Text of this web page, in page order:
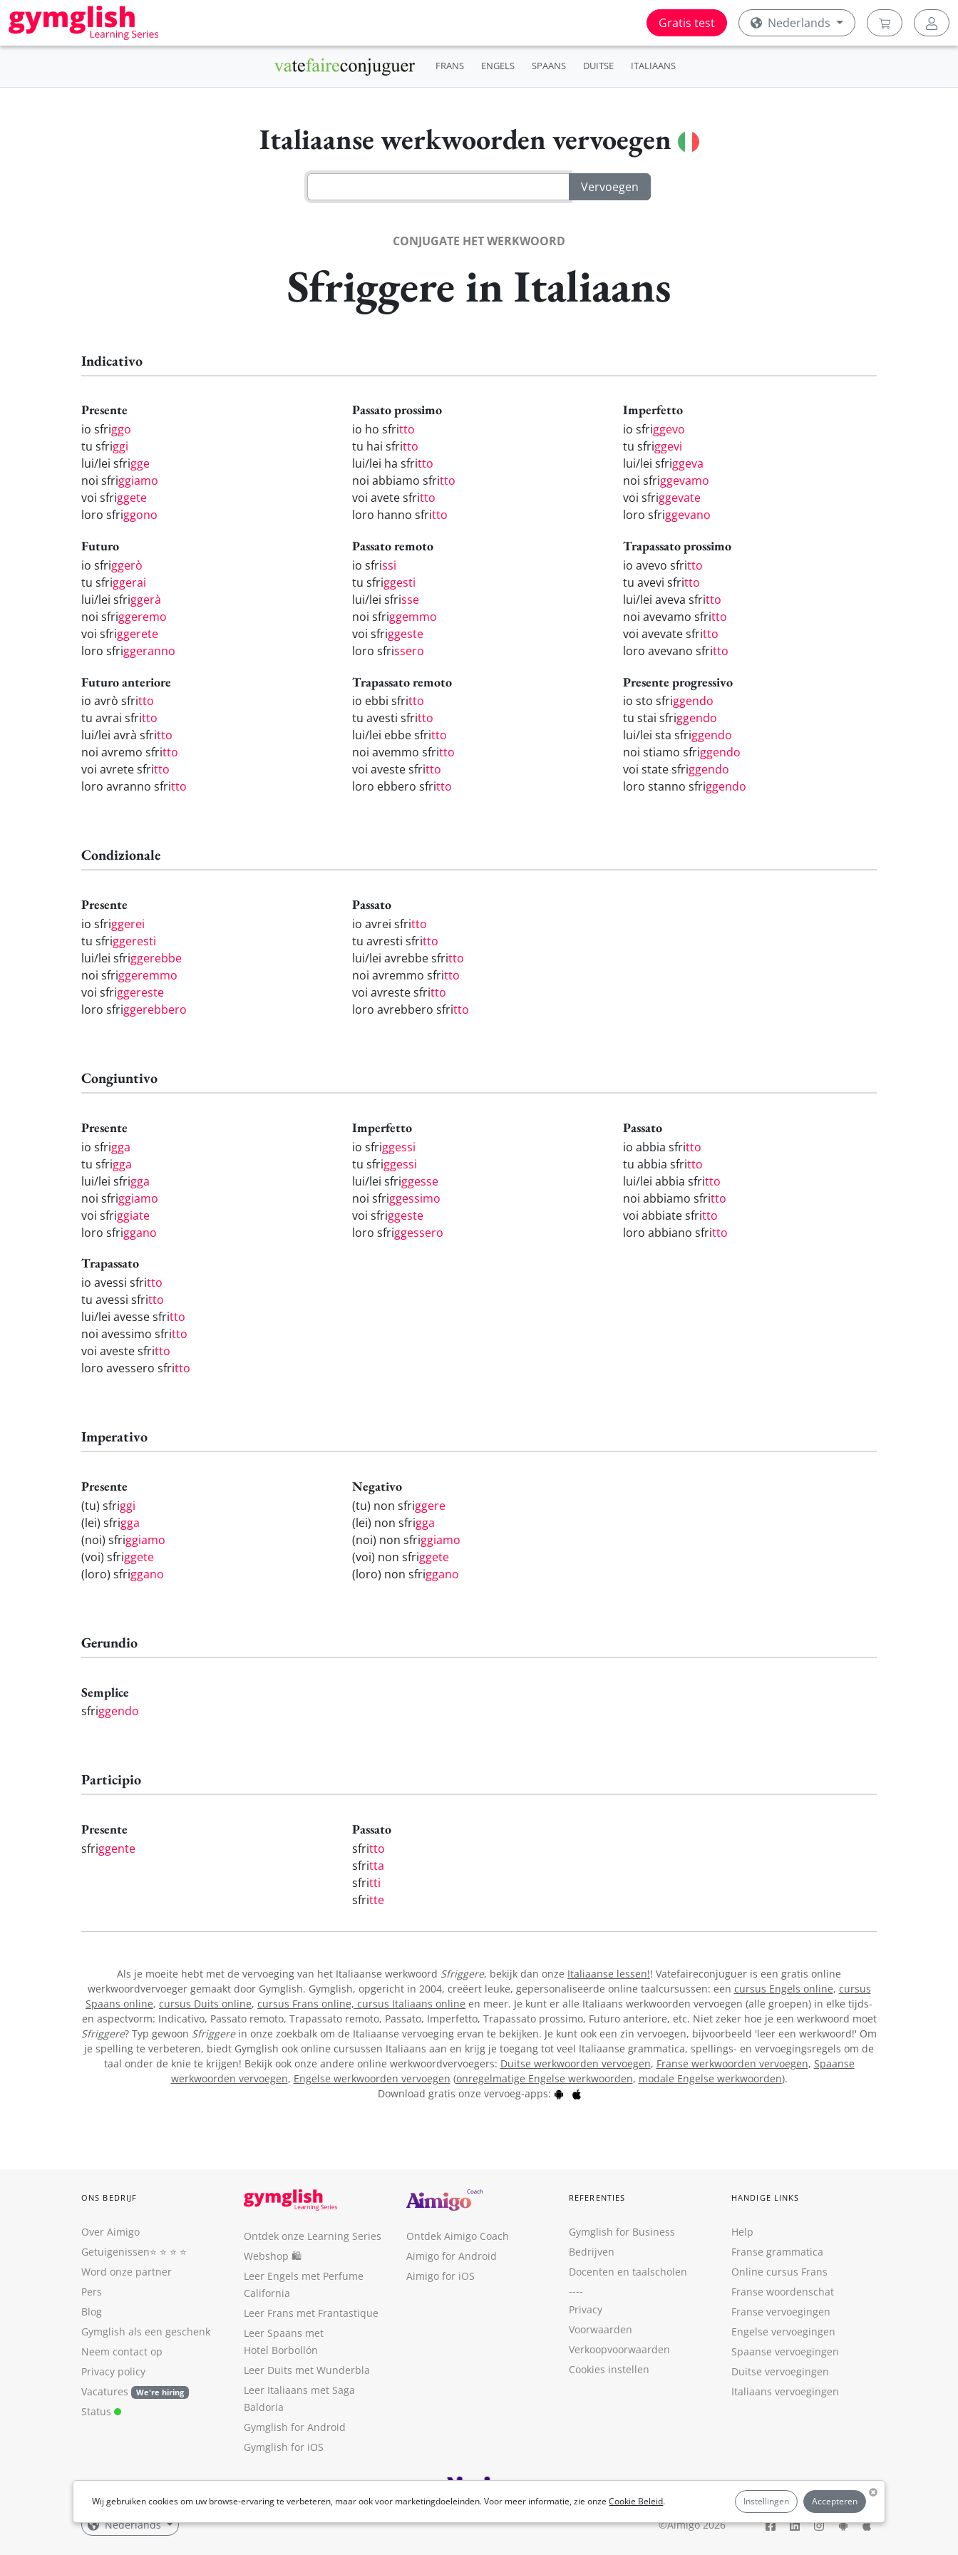
Gratis test Nederlands
FRANS ENGELS SPAANS DUITSE ITALIAANS
Italiaanse werkwoorden vervoegen
CONJUGATE HET WERKWOORD
Sfriggere in Italiaans
Indicativo
Presente
io sfriggo
tu sfriggi
lui/lei sfrigge
noi sfriggiamo
voi sfriggete
loro sfriggono
Passato prossimo
io ho sfritto
tu hai sfritto
lui/lei ha sfritto
noi abbiamo sfritto
voi avete sfritto
loro hanno sfritto
Imperfetto
io sfriggevo
tu sfriggevi
lui/lei sfriggeva
noi sfriggevamo
voi sfriggevate
loro sfriggevano
Futuro
io sfriggerò
tu sfriggerai
lui/lei sfriggerà
noi sfriggeremo
voi sfriggerete
loro sfriggeranno
Passato remoto
io sfrissi
tu sfriggesti
lui/lei sfrisse
noi sfriggemmo
voi sfriggeste
loro sfrissero
Trapassato prossimo
io avevo sfritto
tu avevi sfritto
lui/lei aveva sfritto
noi avevamo sfritto
voi avevate sfritto
loro avevano sfritto
Futuro anteriore
io avrò sfritto
tu avrai sfritto
lui/lei avrà sfritto
noi avremo sfritto
voi avrete sfritto
loro avranno sfritto
Trapassato remoto
io ebbi sfritto
tu avesti sfritto
lui/lei ebbe sfritto
noi avemmo sfritto
voi aveste sfritto
loro ebbero sfritto
Presente progressivo
io sto sfriggendo
tu stai sfriggendo
lui/lei sta sfriggendo
noi stiamo sfriggendo
voi state sfriggendo
loro stanno sfriggendo
Condizionale
Presente
io sfriggerei
tu sfriggeresti
lui/lei sfriggerebbe
noi sfriggeremmo
voi sfriggereste
loro sfriggerebbero
Passato
io avrei sfritto
tu avresti sfritto
lui/lei avrebbe sfritto
noi avremmo sfritto
voi avreste sfritto
loro avrebbero sfritto
Congiuntivo
Presente
io sfrigga
tu sfrigga
lui/lei sfrigga
noi sfriggiamo
voi sfriggiate
loro sfriggano
Imperfetto
io sfriggessi
tu sfriggessi
lui/lei sfriggesse
noi sfriggessimo
voi sfriggeste
loro sfriggessero
Passato
io abbia sfritto
tu abbia sfritto
lui/lei abbia sfritto
noi abbiamo sfritto
voi abbiate sfritto
loro abbiano sfritto
Trapassato
io avessi sfritto
tu avessi sfritto
lui/lei avesse sfritto
noi avessimo sfritto
voi aveste sfritto
loro avessero sfritto
Imperativo
Presente
(tu) sfriggi
(lei) sfrigga
(noi) sfriggiamo
(voi) sfriggete
(loro) sfriggano
Negativo
(tu) non sfriggere
(lei) non sfrigga
(noi) non sfriggiamo
(voi) non sfriggete
(loro) non sfriggano
Gerundio
Semplice
sfriggendo
Participio
Presente
sfriggente
Passato
sfritto
sfritta
sfritti
sfritte
Als je moeite hebt met de vervoeging van het Italiaanse werkwoord Sfriggere, bekijk dan onze Italiaanse lessen!! Vatefaireconjuguer is een gratis online
werkwoordvervoeger gemaakt door Gymglish. Gymglish, opgericht in 2004, creëert leuke, gepersonaliseerde online taalcursussen: een cursus Engels online, cursus
Spaans online, cursus Duits online, cursus Frans online, cursus Italiaans online en meer. Je kunt er alle Italiaans werkwoorden vervoegen (alle groepen) in elke tijds-
en aspectvorm: Indicativo, Passato remoto, Trapassato remoto, Passato, Imperfetto, Trapassato prossimo, Futuro anteriore, etc. Niet zeker hoe je een werkwoord moet
Sfriggere? Typ gewoon Sfriggerein onze zoekbalk om de Italiaanse vervoeging ervan te bekijken. Je kunt ook een zin vervoegen, bijvoorbeeld 'leer een werkwoord!' Om
je spelling te verbeteren, biedt Gymglish ook online cursussen Italiaans aan en krijg je toegang tot veel Italiaanse grammatica, spellings- en vervoegingsregels om de
taal onder de knie te krijgen! Bekijk ook onze andere online werkwoordvervoegers: Duitse werkwoorden vervoegen, Franse werkwoorden vervoegen, Spaanse
werkwoorden vervoegen, Engelse werkwoorden vervoegen (onregelmatige Engelse werkwoorden, modale Engelse werkwoorden).
Download gratis onze vervoeg-apps:
Wij gebruiken cookies om uw browse-ervaring te verbeteren, maar ook voor marketingdoeleinden. Voor meer informatie, zie onzeCookie Beleid. Instellingen Accepteren
ONS BEDRIJF
Over Aimigo
Getuigenissen⭐️ ⭐️ ⭐️ ⭐️
Word onze partner
Pers
Blog
Gymglish als een geschenk
Neem contact op
Privacy policy
Vacatures
We're hiring
Status
Ontdek onze Learning Series
Webshop 🛍
Leer Engels met Perfume
California
Leer Frans met Frantastique
Leer Spaans met
Hotel Borbollón
Leer Duits met Wunderbla
Leer Italiaans met Saga
Baldoria
Gymglish for Android
Gymglish for iOS
Ontdek Aimigo Coach
Aimigo for Android
Aimigo for iOS
REFERENTIES
Gymglish for Business
Bedrijven
Docenten en taalscholen
----
Privacy
Voorwaarden
Verkoopvoorwaarden
Cookies instellen
HANDIGE LINKS
Help
Franse grammatica
Online cursus Frans
Franse woordenschat
Franse vervoegingen
Engelse vervoegingen
Spaanse vervoegingen
Duitse vervoegingen
Italiaans vervoegingen
Nederlands ©Aimigo 2026